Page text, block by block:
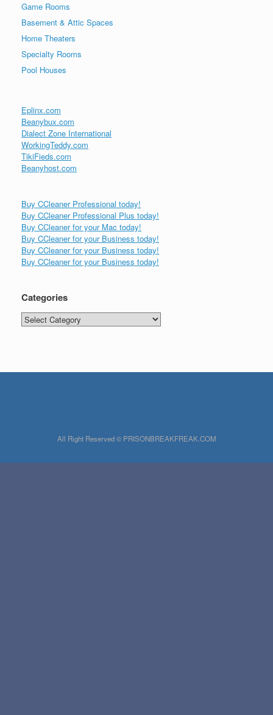
Game Rooms
Basement & Attic Spaces
Home Theaters
Specialty Rooms
Pool Houses
Eplinx.com
Beanybux.com
Dialect Zone International
WorkingTeddy.com
TikiFieds.com
Beanyhost.com
Buy CCleaner Professional today!
Buy CCleaner Professional Plus today!
Buy CCleaner for your Mac today!
Buy CCleaner for your Business today!
Buy CCleaner for your Business today!
Buy CCleaner for your Business today!
Categories
Categories
All Right Reserved © PRISONBREAKFREAK.COM